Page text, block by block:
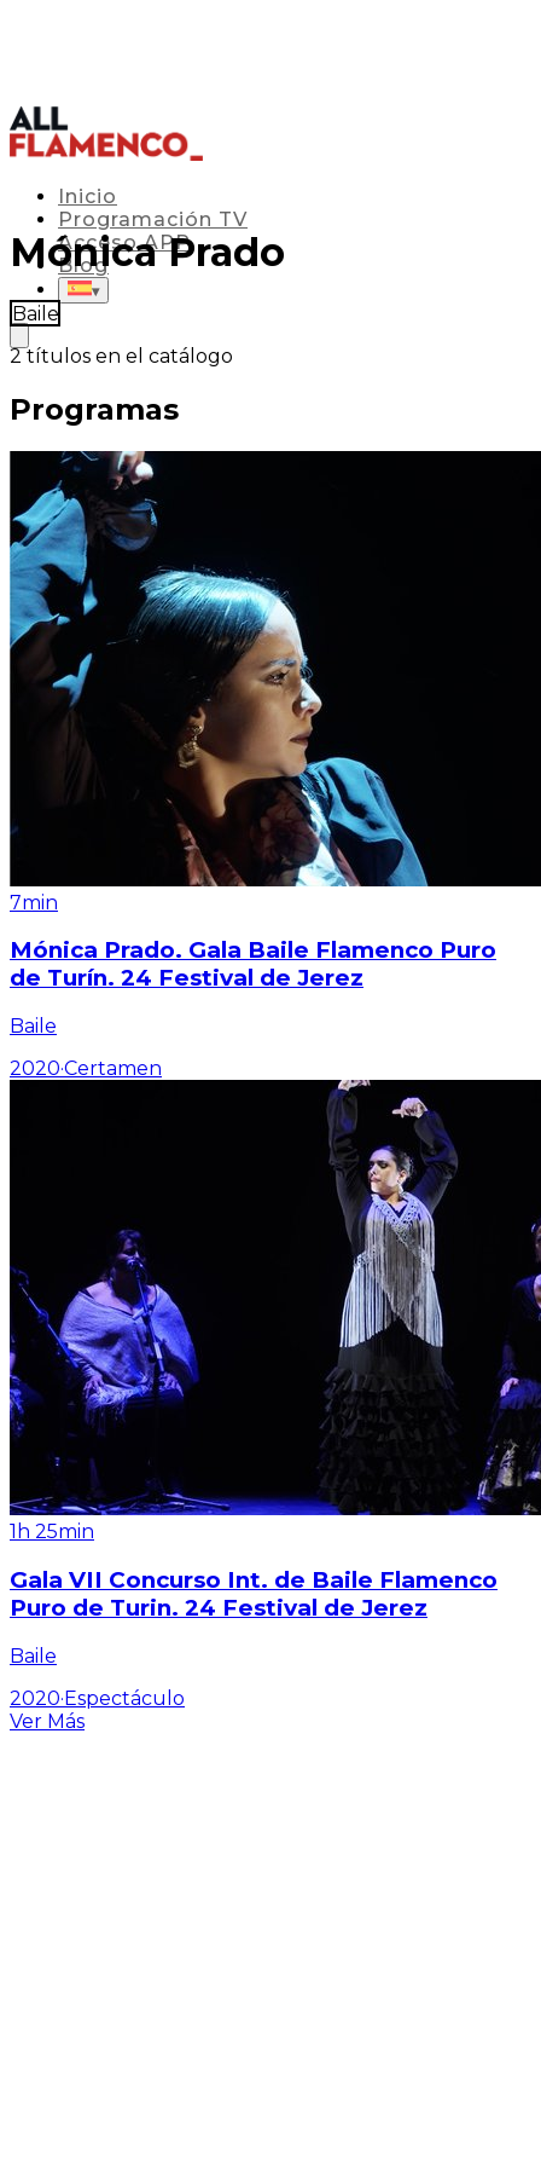
Inicio
Programación TV
Acceso APP
Blog
▾
Mónica Prado
Baile
2 títulos en el catálogo
Programas
7min
Mónica Prado. Gala Baile Flamenco Puro
de Turín. 24 Festival de Jerez
Baile
2020·Certamen
1h 25min
Gala VII Concurso Int. de Baile Flamenco
Puro de Turin. 24 Festival de Jerez
Baile
2020·Espectáculo
Ver Más